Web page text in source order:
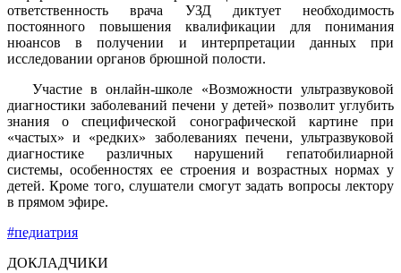
ответственность врача УЗД диктует необходимость
постоянного повышения квалификации для понимания
нюансов в получении и интерпретации данных при
исследовании органов брюшной полости.
Участие в онлайн-школе «Возможности ультразвуковой
диагностики заболеваний печени у детей» позволит углубить
знания о специфической сонографической картине при
«частых» и «редких» заболеваниях печени, ультразвуковой
диагностике различных нарушений гепатобилиарной
системы, особенностях ее строения и возрастных нормах у
детей. Кроме того, слушатели смогут задать вопросы лектору
в прямом эфире.
#педиатрия
ДОКЛАДЧИКИ